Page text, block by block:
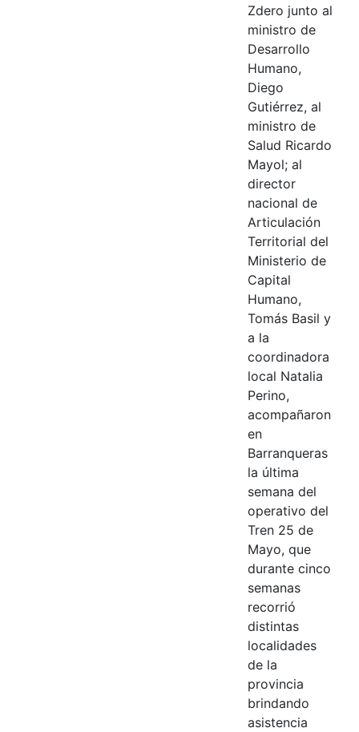
Zdero junto al
ministro de
Desarrollo
Humano,
Diego
Gutiérrez, al
ministro de
Salud Ricardo
Mayol; al
director
nacional de
Articulación
Territorial del
Ministerio de
Capital
Humano,
Tomás Basil y
a la
coordinadora
local Natalia
Perino,
acompañaron
en
Barranqueras
la última
semana del
operativo del
Tren 25 de
Mayo, que
durante cinco
semanas
recorrió
distintas
localidades
de la
provincia
brindando
asistencia